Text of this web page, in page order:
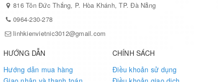
816 Tôn Đức Thắng, P. Hòa Khánh, TP. Đà Nẵng
0964-230-278
linhkienvietnic3012@gmail.com
HƯỚNG DẪN
Hướng dẫn mua hàng
CHÍNH SÁCH
Điều khoản sử dụng